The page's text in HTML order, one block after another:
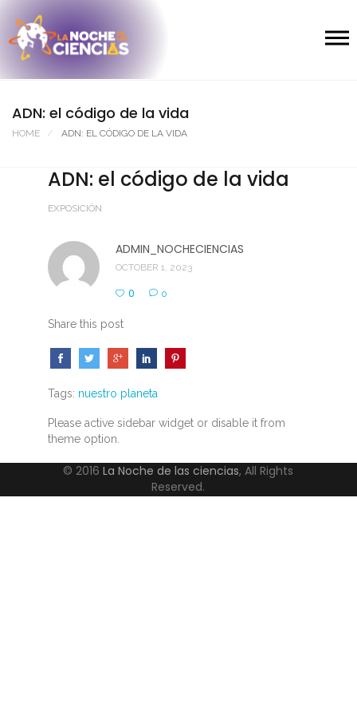
ADN: el código de la vida
HOME ADN: EL CÓDIGO DE LA VIDA
ADN: el código de la vida
EXPOSICIÓN
ADMIN_NOCHECIENCIAS
OCTOBER 1, 2023
0 0
Share this post
Tags: nuestro planeta
Please active sidebar widget or disable it from
theme option.
© 2016La Noche de las ciencias, All Rights
Reserved.